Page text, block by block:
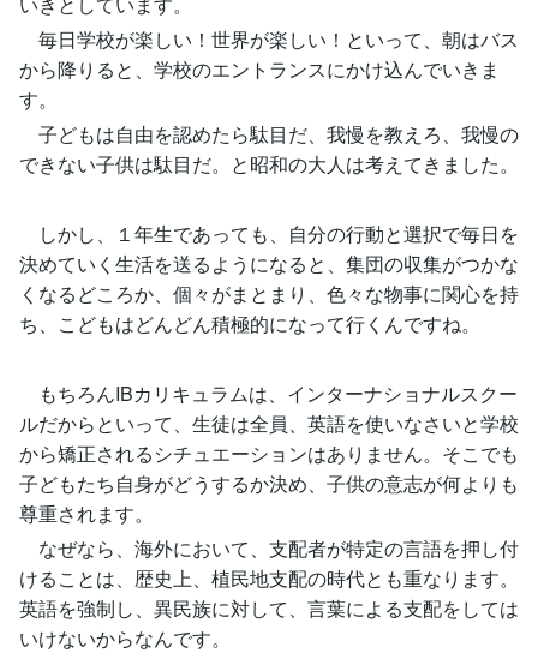
毎日学校が楽しい！世界が楽しい！といって、朝はバス
から降りると、学校のエントランスにかけ込んでいきま
す。
子どもは自由を認めたら駄目だ、我慢を教えろ、我慢の
できない子供は駄目だ。と昭和の大人は考えてきました。
しかし、１年生であっても、自分の行動と選択で毎日を
決めていく生活を送るようになると、集団の収集がつかな
くなるどころか、個々がまとまり、色々な物事に関心を持
ち、こどもはどんどん積極的になって行くんですね。
もちろんIBカリキュラムは、インターナショナルスクー
ルだからといって、生徒は全員、英語を使いなさいと学校
から矯正されるシチュエーションはありません。そこでも
子どもたち自身がどうするか決め、子供の意志が何よりも
尊重されます。
なぜなら、海外において、支配者が特定の言語を押し付
けることは、歴史上、植民地支配の時代とも重なります。
英語を強制し、異民族に対して、言葉による支配をしては
いけないからなんです。